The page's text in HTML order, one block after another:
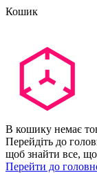
Кошик
В кошику немає
Перейдіть до
щоб знайти все,
Перейти до